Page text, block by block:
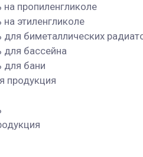
на пропиленгликоле
этиленгликоле
для биметаллических
для бассейна
для бани
продукция